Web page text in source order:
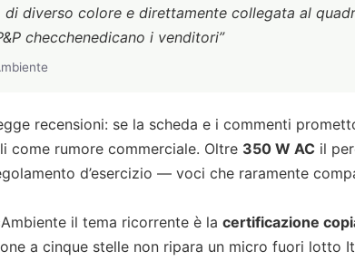
diverso colore e direttamente collegata al
checchenedicano i venditori”
recensioni: se la scheda e i commenti
come rumore commerciale. Oltre 350 W AC il
d’esercizio — voci che raramente
il tema ricorrente è la certificazione
a cinque stelle non ripara un micro fuori lotto